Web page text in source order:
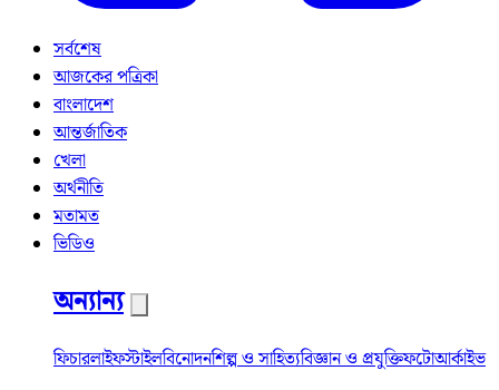
সর্বশেষ
আজকের পত্রিকা
বাংলাদেশ
আন্তর্জাতিক
খেলা
অর্থনীতি
মতামত
ভিডিও
অন্যান্য
ফিচারলাইফস্টাইলবিনোদনশিল্প ও সাহিত্যবিজ্ঞান ও প্রযুক্তিফটোআর্কাইভ